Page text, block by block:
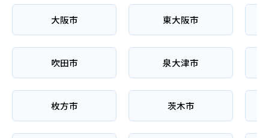
大阪市 東大阪市
吹田市 泉大津市
枚方市 茨木市